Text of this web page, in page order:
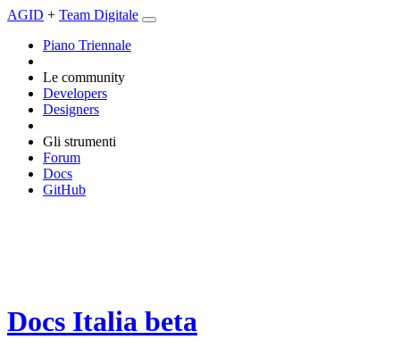
AGID + Team Digitale
Piano Triennale
Le community
Developers
Designers
Gli strumenti
Forum
Docs
GitHub
Docs Italia beta